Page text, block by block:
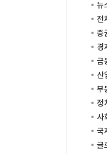
뉴
전
증
경
금
산
부
정
사
국
글